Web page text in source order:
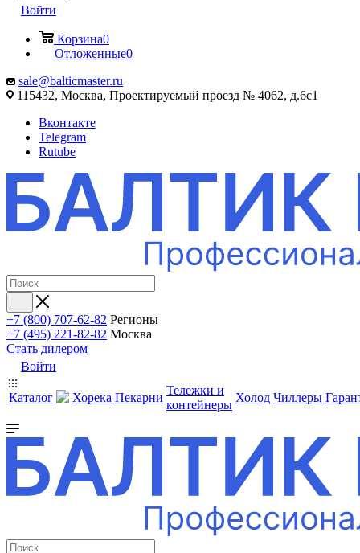
Войти
Корзина0
Отложенные0
sale@balticmaster.ru
115432, Москва, Проектируемый проезд № 4062, д.6с1
Вконтакте
Telegram
Rutube
+7 (800) 707-62-82 Регионы
+7 (495) 221-82-82 Москва
Стать дилером
Войти
Каталог Хорека Пекарни
Тележки и
контейнеры
Холод Чиллеры